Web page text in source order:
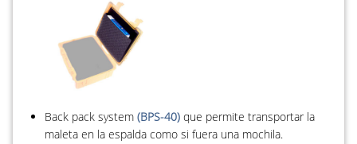
Back pack system (BPS-40) que permite transportar la
maleta en la espalda como si fuera una mochila.